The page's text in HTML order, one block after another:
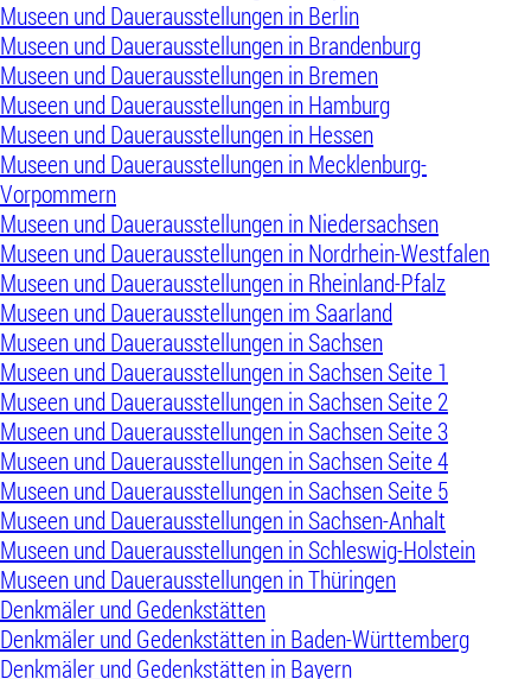
Museen und Dauerausstellungen in Berlin
Museen und Dauerausstellungen in Brandenburg
Museen und Dauerausstellungen in Bremen
Museen und Dauerausstellungen in Hamburg
Museen und Dauerausstellungen in Hessen
Museen und Dauerausstellungen in Mecklenburg-
Vorpommern
Museen und Dauerausstellungen in Niedersachsen
Museen und Dauerausstellungen in Nordrhein-Westfalen
Museen und Dauerausstellungen in Rheinland-Pfalz
Museen und Dauerausstellungen im Saarland
Museen und Dauerausstellungen in Sachsen
Museen und Dauerausstellungen in Sachsen Seite 1
Museen und Dauerausstellungen in Sachsen Seite 2
Museen und Dauerausstellungen in Sachsen Seite 3
Museen und Dauerausstellungen in Sachsen Seite 4
Museen und Dauerausstellungen in Sachsen Seite 5
Museen und Dauerausstellungen in Sachsen-Anhalt
Museen und Dauerausstellungen in Schleswig-Holstein
Museen und Dauerausstellungen in Thüringen
Denkmäler und Gedenkstätten
Denkmäler und Gedenkstätten in Baden-Württemberg
Denkmäler und Gedenkstätten in Bayern